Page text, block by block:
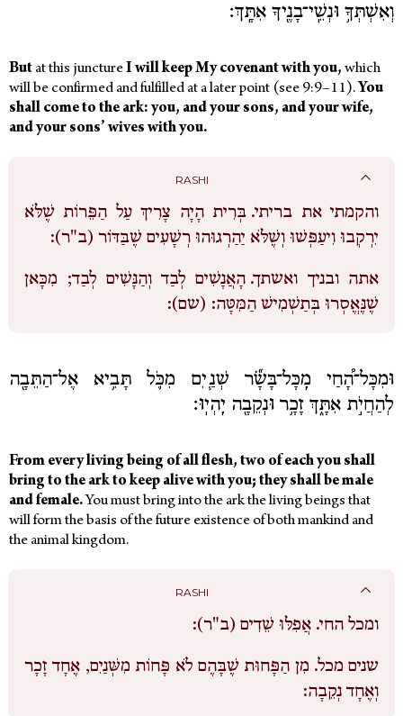
וְאִשְׁתְּךָ֥ וּנְשֵֽׁי־בָנֶ֖יךָ אִתָּֽךְ׃
But at this junctureI will keep My covenant with you, which
will be confirmed and fulfilled at a later point (see 9:9–11). You
shall come to the ark: you, and your sons, and your wife,
and your sons’ wives with you.
RASHI
והקמתי את בריתי. בְּרִית הָיָה צָרִיךְ עַל הַפֵּרוֹת שֶׁלֹּא
יִרְקְבוּ וִיעַפְּשׁוּ וְשֶׁלֹּא יַהַרְגוּהוּ רְשָׁעִים שֶׁבַּדּוֹר (ב"ר):
אתה ובניך ואשתך. הָאֲנָשִׁים לְבַד וְהַנָּשִׁים לְבַד; מִכָּאן
שֶׁנֶּאֱסְרוּ בְּתַשְׁמִישׁ הַמִּטָּה: (שם):
וּמִכָּל־הָ֠חַי מִֽכָּל־בָּשָׂ֞ר שְׁנַ֧יִם מִכֹּ֛ל תָּבִ֥יא אֶל־הַתֵּבָ֖ה
לְהַחֲיֹ֣ת אִתָּ֑ךְ זָכָ֥ר וּנְקֵבָ֖ה יִֽהְיֽוּ׃
From every living being of all flesh, two of each you shall
bring to the ark to keep alive with you; they shall be male
and female. You must bring into the ark the living beings that
will form the basis of the future existence of both mankind and
the animal kingdom.
RASHI
ומכל החי. אֲפִלּוּ שֵׁדִים (ב"ר):
שנים מכל. מִן הַפָּחוּת שֶׁבָּהֶם לֹא פָּחוֹת מִשְּׁנַיִם, אֶחָד זָכָר
וְאֶחָד נְקֵבָה: